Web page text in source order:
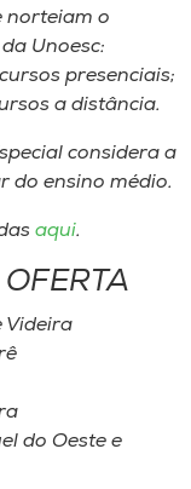
norteiam o
Unoesc:
presenciais;
a distância.
considera a
do ensino médio.
aqui.
Videira
do Oeste e